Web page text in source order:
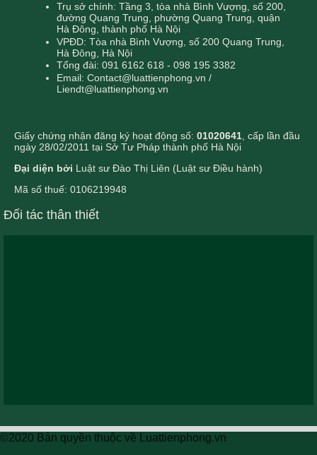
Trụ sở chính: Tầng 3, tòa nhà Bình Vượng, số 200,
đường Quang Trung, phường Quang Trung, quận
Hà Đông, thành phố Hà Nội
VPĐD: Tòa nhà Bình Vượng, số 200 Quang Trung,
Hà Đông, Hà Nội
Tổng đài: 091 6162 618 - 098 195 3382
Email: Contact@luattienphong.vn /
Liendt@luattienphong.vn
Giấy chứng nhận đăng ký hoạt động số: 01020641 , cấp lần đầu
ngày 28/02/2011 tại Sở Tư Pháp thành phố Hà Nội
Đại diện bởi Luật sư Đào Thị Liên (Luật sư Điều hành)
Mã số thuế: 0106219948
Đối tác thân thiết
©2020 Bản quyền thuộc về Luattienphong.vn